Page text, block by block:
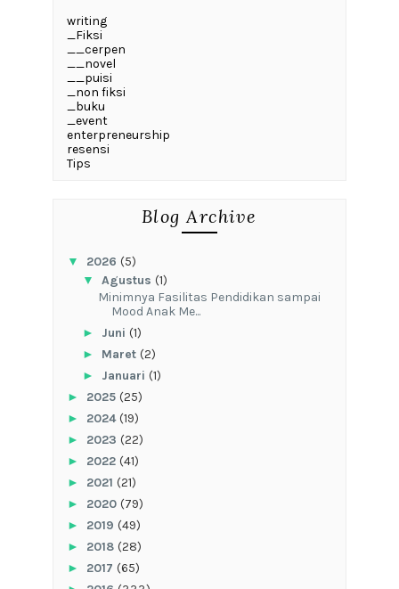
writing
_Fiksi
__cerpen
__novel
__puisi
_non fiksi
_buku
_event
enterpreneurship
resensi
Tips
Blog Archive
▼ 2026 (5)
▼ Agustus (1)
‎Minimnya Fasilitas Pendidikan sampai
Mood Anak Me...
► Juni (1)
► Maret (2)
► Januari (1)
► 2025 (25)
► 2024(19)
► 2023 (22)
► 2022 (41)
► 2021 (21)
► 2020 (79)
► 2019 (49)
► 2018 (28)
► 2017 (65)